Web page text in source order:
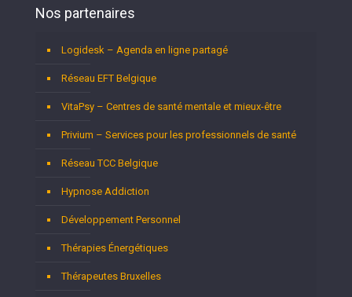
Nos partenaires
Logidesk – Agenda en ligne partagé
Réseau EFT Belgique
VitaPsy – Centres de santé mentale et mieux-être
Privium – Services pour les professionnels de santé
Réseau TCC Belgique
Hypnose Addiction
Développement Personnel
Thérapies Énergétiques
Thérapeutes Bruxelles